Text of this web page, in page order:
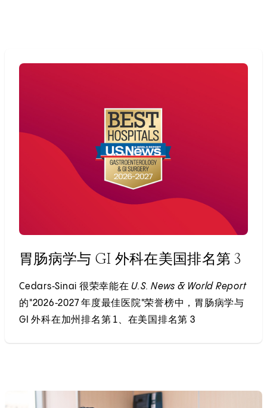
胃肠病学与 GI 外科在美国排名第 3
Cedars‑Sinai 很荣幸能在 U.S. News & World Report
的"2026‑2027 年度最佳医院"荣誉榜中，胃肠病学与
GI 外科在加州排名第 1、在美国排名第 3